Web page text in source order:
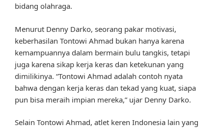
bidang olahraga.
Menurut Denny Darko, seorang pakar motivasi,
keberhasilan Tontowi Ahmad bukan hanya karena
kemampuannya dalam bermain bulu tangkis, tetapi
juga karena sikap kerja keras dan ketekunan yang
dimilikinya. “Tontowi Ahmad adalah contoh nyata
bahwa dengan kerja keras dan tekad yang kuat, siapa
pun bisa meraih impian mereka,” ujar Denny Darko.
Selain Tontowi Ahmad, atlet keren Indonesia lain yang